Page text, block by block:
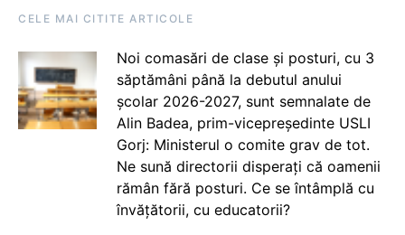
CELE MAI CITITE ARTICOLE
Noi comasări de clase și posturi, cu 3
săptămâni până la debutul anului
școlar 2026-2027, sunt semnalate de
Alin Badea, prim-vicepreședinte USLI
Gorj: Ministerul o comite grav de tot.
Ne sună directorii disperați că oamenii
rămân fără posturi. Ce se întâmplă cu
învățătorii, cu educatorii?